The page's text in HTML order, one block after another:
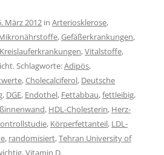
März 2012 in Arteriosklerose,
,Gefäßerkrankungen,
,Vitalstoffe,
Schlagworte:Adipös,
,Cholecalciferol, Deutsche
, DGE, Endothel, Fettabbau,fettleibig,
, HDL-Cholesterin, Herz-
, Körperfettanteil, LDL-
, randomisiert,Tehran University of